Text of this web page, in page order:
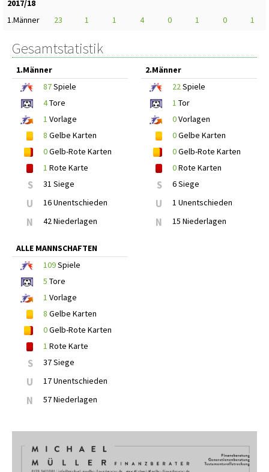
2017/18
1.Männer
23 1 1 4 0 1 0 1
Gesamtstatistik
1.Männer
87Spiele
4Tore
1 Vorlage
8 Gelbe Karten
0Gelb-Rote Karten
1 Rote Karte
S 31 Siege
U 16 Unentschieden
N 42 Niederlagen
2.Männer
22Spiele
1 Tor
0Vorlagen
0Gelbe Karten
0Gelb-Rote Karten
0Rote Karten
S 6 Siege
U 1 Unentschieden
N 15 Niederlagen
ALLE MANNSCHAFTEN
109Spiele
5 Tore
1 Vorlage
8 Gelbe Karten
0Gelb-Rote Karten
1 Rote Karte
S 37 Siege
U 17 Unentschieden
N 57 Niederlagen